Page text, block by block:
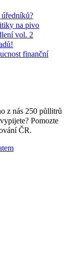
úředníků?
na pivo
vol. 2
finanční
z nás 250 půllitrů
Pomozte
ČR.